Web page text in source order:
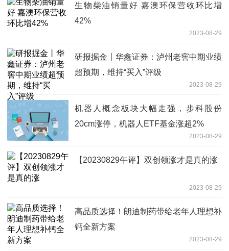
生物柴油销量好 嘉澳环保营收环比增
42%
2023-08-29
研报掘金丨华鑫证券：泸州老窖中期业绩
超预期，维持“买入”评级
2023-08-29
机器人概念板块大幅走强，步科股份
20cm涨停，机器人ETF基金涨超2%
2023-08-29
【20230829午评】双创领涨才是真的涨
2023-08-29
高品质选择！朗迪制药带给老年人理想补
钙全新方案
2023-08-29